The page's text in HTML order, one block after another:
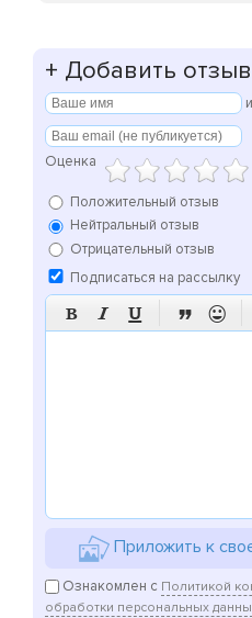
+ Добавить отзыв
Оценка
Положительный отзыв
Нейтральный отзыв
Отрицательный отзыв
Подписаться на рассылку
    
Приложить к
Ознакомлен с Политикой
обработки персональных